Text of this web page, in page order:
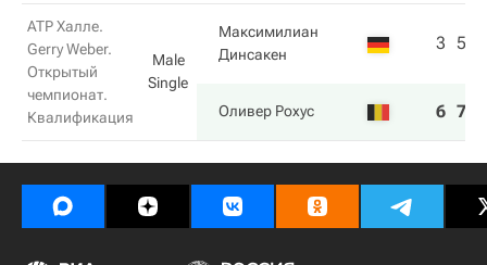
ATP Халле.
Gerry Weber.
Открытый
чемпионат.
Квалификация
Male
Single
Максимилиан
Динсакен
3 5
Оливер Рохус 6 7